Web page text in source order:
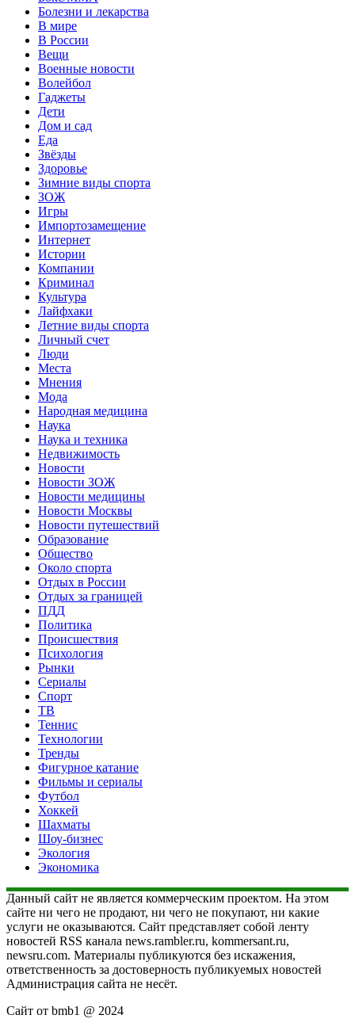
Болезни и лекарства
В мире
В России
Вещи
Военные новости
Волейбол
Гаджеты
Дети
Дом и сад
Еда
Звёзды
Здоровье
Зимние виды спорта
ЗОЖ
Игры
Импортозамещение
Интернет
Истории
Компании
Криминал
Культура
Лайфхаки
Летние виды спорта
Личный счет
Люди
Места
Мнения
Мода
Народная медицина
Наука
Наука и техника
Недвижимость
Новости
Новости ЗОЖ
Новости медицины
Новости Москвы
Новости путешествий
Образование
Общество
Около спорта
Отдых в России
Отдых за границей
ПДД
Политика
Происшествия
Психология
Рынки
Сериалы
Спорт
ТВ
Теннис
Технологии
Тренды
Фигурное катание
Фильмы и сериалы
Футбол
Хоккей
Шахматы
Шоу-бизнес
Экология
Экономика
Данный сайт не является коммерческим проектом. На этом
сайте ни чего не продают, ни чего не покупают, ни какие
услуги не оказываются. Сайт представляет собой ленту
новостей RSS канала news.rambler.ru, kommersant.ru,
newsru.com. Материалы публикуются без искажения,
ответственность за достоверность публикуемых новостей
Администрация сайта не несёт.
Сайт от bmb1 @ 2024